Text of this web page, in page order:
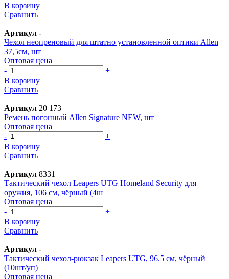
В корзину
Сравнить
Артикул -
Чехол неопреновый для штатно установленной оптики Allen
37,5см, шт
Оптовая цена
-
+
В корзину
Сравнить
Артикул 20 173
Ремень погонный Allen Signature NEW, шт
Оптовая цена
-
+
В корзину
Сравнить
Артикул 8331
Тактический чехол Leapers UTG Homeland Security для
оружия, 106 см, чёрный (4ш
Оптовая цена
-
+
В корзину
Сравнить
Артикул -
Тактический чехол-рюкзак Leapers UTG, 96.5 см, чёрный
(10шт/уп)
Оптовая цена